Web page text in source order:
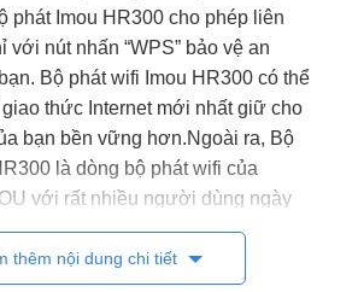
phát Imou HR300 cho phép liên
với nút nhấn “WPS” bảo vệ an
Bộ phát wifi Imou HR300 có thể
thức Internet mới nhất giữ cho
bạn bền vững hơn.Ngoài ra, Bộ
là dòng bộ phát wifi của
với rất nhiều người dùng ngày
phổ thông được IMOU ra
thêm nội dung chi tiết